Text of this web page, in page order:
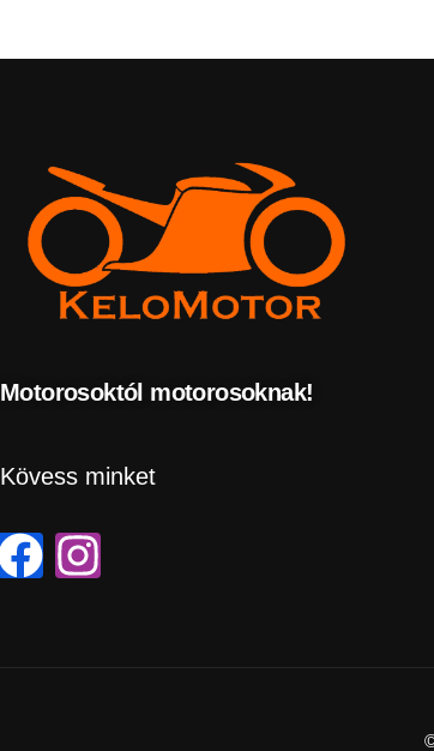
Motorosoktól motorosoknak!
Kövess minket